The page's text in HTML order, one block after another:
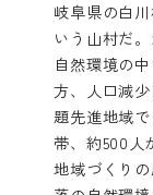
岐阜県の白
いう山村だ
自然環境の
方、人口減
題先進地域
帯、約500人
地域づくり